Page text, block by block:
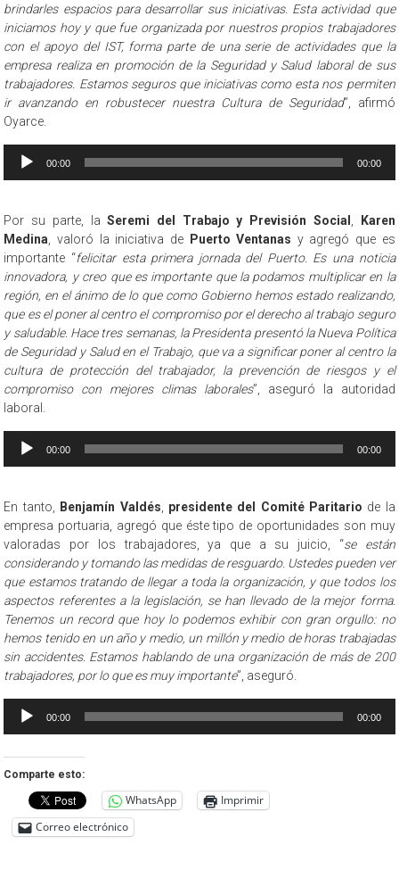
brindarles espacios para desarrollar sus iniciativas. Esta actividad que
iniciamos hoy y que fue organizada por nuestros propios trabajadores
con el apoyo del IST, forma parte de una serie de actividades que la
empresa realiza en promoción de la Seguridad y Salud laboral de sus
trabajadores. Estamos seguros que iniciativas como esta nos permiten
ir avanzando en robustecer nuestra Cultura de Seguridad”, afirmó
Oyarce.
Reproductor
00:00 00:00
Por su parte, laSeremi del Trabajo y Previsión Social
Karen
Medina , valoró la iniciativa de Puerto Ventanas y agregó que es
importante “felicitar esta primera jornada del Puerto. Es una noticia
innovadora, y creo que es importante que la podamos multiplicar en la
región, en el ánimo de lo que como Gobierno hemos estado realizando,
que es el poner al centro el compromiso por el derecho al trabajo seguro
y saludable. Hace tres semanas, la Presidenta presentó la Nueva Política
de Seguridad y Salud en el Trabajo, que va a significar poner al centro la
cultura de protección del trabajador, la prevención de riesgos y el
compromiso con mejores climas laborales”, aseguró la autoridad
laboral.
Reproductor
00:00 00:00
En tanto, Benjamín Valdés presidente del Comité Paritario de la
empresa portuaria, agregó que éste tipo de oportunidades son muy
valoradas por los trabajadores, ya que a su juicio, “se están
considerando y tomando las medidas de resguardo. Ustedes pueden ver
que estamos tratando de llegar a toda la organización, y que todos los
aspectos referentes a la legislación, se han llevado de la mejor forma.
Tenemos un record que hoy lo podemos exhibir con gran orgullo: no
hemos tenido en un año y medio, un millón y medio de horas trabajadas
sin accidentes. Estamos hablando de una organización de más de 200
trabajadores, por lo que es muy importante”, aseguró.
Reproductor
00:00 00:00
Comparte esto:
WhatsApp
Imprimir
Correo electrónico